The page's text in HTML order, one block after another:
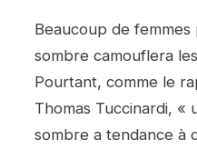
Beaucoup de
sombre camouflera
Pourtant, comme le
Thomas Tuccinardi, «
sombre a tendance à